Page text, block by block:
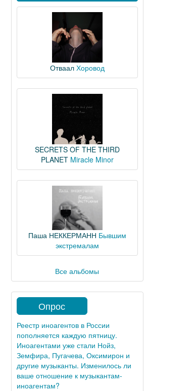
Отваал Хоровод
SECRETS OF THE THIRD
PLANET Miracle Minor
Паша НЕККЕРМАНН Бывшим
экстремалам
Все альбомы
Опрос
Реестр иноагентов в России
пополняется каждую пятницу.
Иноагентами уже стали Нойз,
Земфира, Пугачева, Оксимирон и
другие музыканты. Изменилось ли
ваше отношение к музыкантам-
иноагентам?